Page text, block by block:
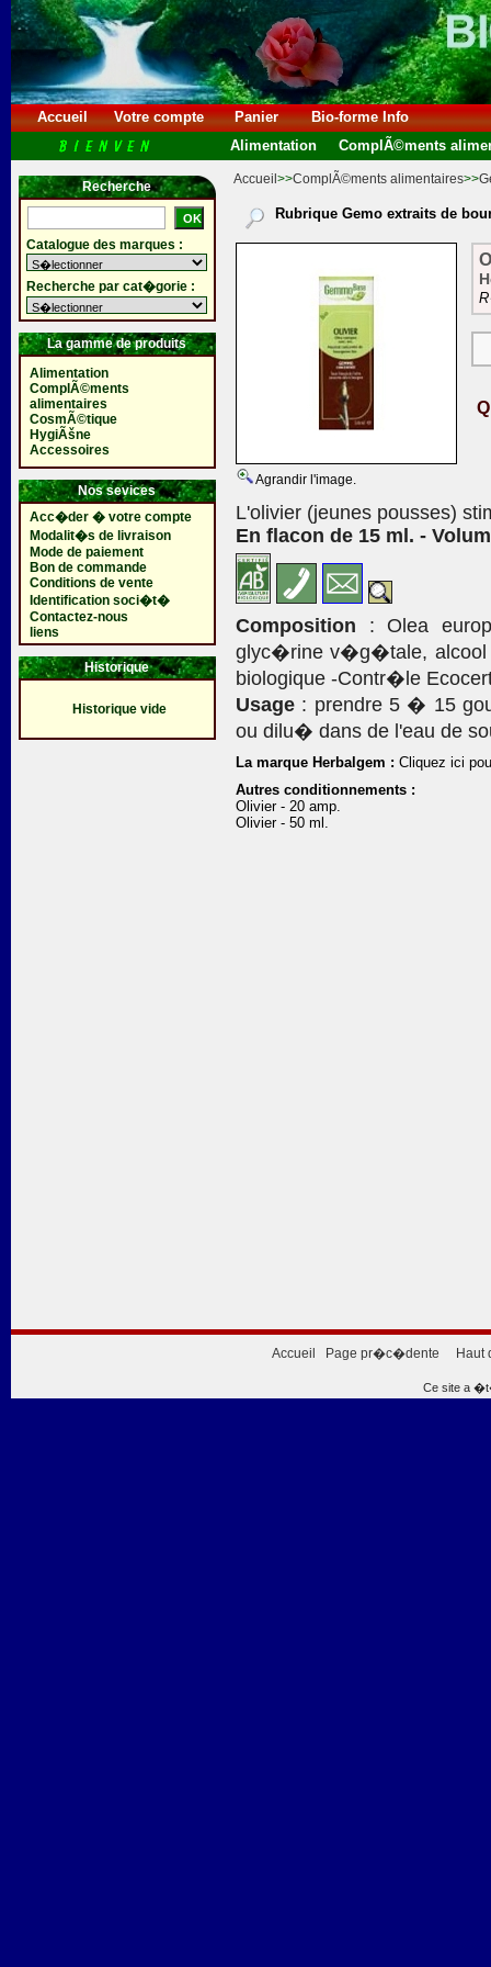
Accueil Votre compte Panier
Bio-forme Info
Alimentation
ComplÃ©ments
Recherche
Catalogue des marques :
Recherche par cat�gorie :
La gamme de produits
Alimentation
ComplÃ©ments
alimentaires
CosmÃ©tique
HygiÃšne
Accessoires
Nos sevices
Acc�der � votre compte
Modalit�s de livraison
Mode de paiement
Bon de commande
Conditions de vente
Identification soci�t�
Contactez-nous
liens
Historique
Historique vide
Accueil >>ComplÃ©ments alimentaires>>
Rubrique Gemo extraits de
Agrandir l'image.
L'olivier (jeunes pousses)
En flacon de 15 ml. -
Composition : Olea
glyc�rine v�g�tale, alcool
biologique -Contr�le
Usage : prendre 5 � 15
ou dilu� dans de l'eau de
La marque Herbalgem : Cliquez ici
Autres conditionnements :
Olivier - 20 amp.
Olivier - 50 ml.
Accueil Page pr�c�dente Haut
Ce site a